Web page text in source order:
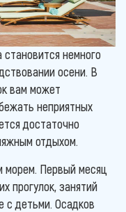
немного
осени. В
вам может
неприятных
достаточно
отдыхом.
морем. Первый месяц
прогулок, занятий
с детьми. Осадков